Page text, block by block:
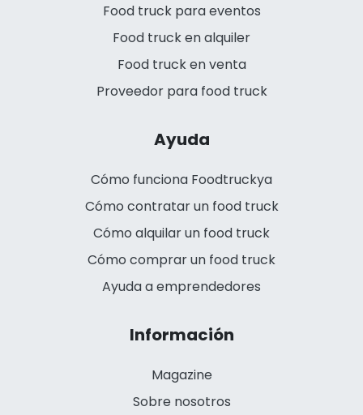
Food truck para eventos
Food truck en alquiler
Food truck en venta
Proveedor para food truck
Ayuda
Cómo funciona Foodtruckya
Cómo contratar un food truck
Cómo alquilar un food truck
Cómo comprar un food truck
Ayuda a emprendedores
Información
Magazine
Sobre nosotros